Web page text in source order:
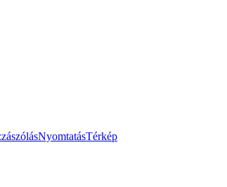
NyomtatásTérkép